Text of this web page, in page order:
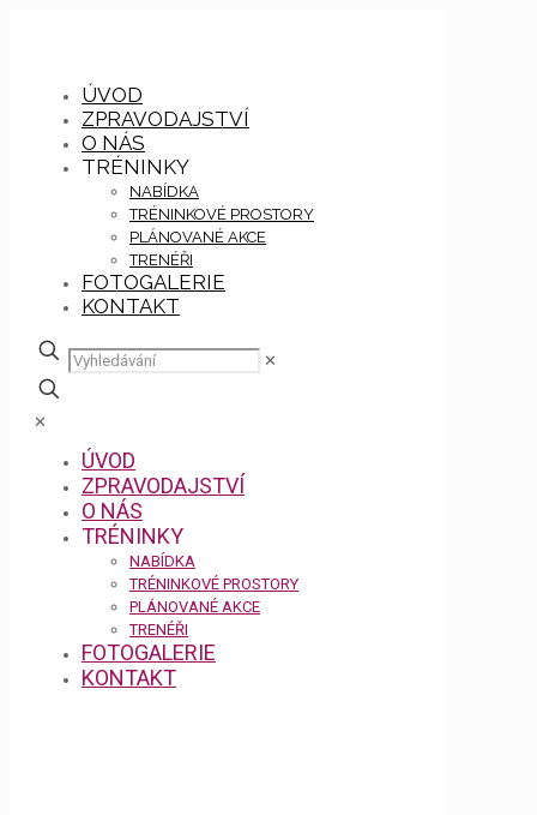
ÚVOD
ZPRAVODAJSTVÍ
O NÁS
TRÉNINKY
NABÍDKA
TRÉNINKOVÉ PROSTORY
PLÁNOVANÉ AKCE
TRENÉŘI
FOTOGALERIE
KONTAKT
✕
✕
ÚVOD
ZPRAVODAJSTVÍ
O NÁS
TRÉNINKY
NABÍDKA
TRÉNINKOVÉ PROSTORY
PLÁNOVANÉ AKCE
TRENÉŘI
FOTOGALERIE
KONTAKT